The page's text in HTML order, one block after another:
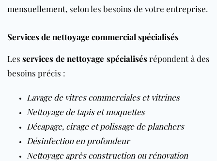
mensuellement, selon les besoins de votre entreprise.
Services de nettoyage commercial spécialisés
Lesservices de nettoyage spécialisésrépondent à des
besoins précis :
Lavage de vitres commerciales et vitrines
Nettoyage de tapisetmoquettes
Décapage, cirage et polissage de planchers
Désinfection en profondeur
Nettoyage après construction ou rénovation